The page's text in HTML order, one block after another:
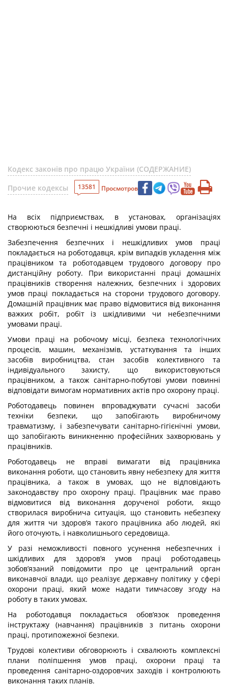
Кодекс законів про працю України (СОДЕРЖАНИЕ)
Прочие кодексы
13581 Просмотров
На всіх підприємствах, в установах, організаціях
створюються безпечні і нешкідливі умови праці.
Забезпечення безпечних і нешкідливих умов праці
покладається на роботодавця, крім випадків укладення між
працівником та роботодавцем трудового договору про
дистанційну роботу. При використанні праці домашніх
працівників створення належних, безпечних і здорових
умов праці покладається на сторони трудового договору.
Домашній працівник має право відмовитися від виконання
важких робіт, робіт із шкідливими чи небезпечними
умовами праці.
Умови праці на робочому місці, безпека технологічних
процесів, машин, механізмів, устаткування та інших
засобів виробництва, стан засобів колективного та
індивідуального захисту, що використовуються
працівником, а також санітарно-побутові умови повинні
відповідати вимогам нормативних актів про охорону праці.
Роботодавець повинен впроваджувати сучасні засоби
техніки безпеки, що запобігають виробничому
травматизму, і забезпечувати санітарно-гігієнічні умови,
що запобігають виникненню професійних захворювань у
працівників.
Роботодавець не вправі вимагати від працівника
виконання роботи, що становить явну небезпеку для життя
працівника, а також в умовах, що не відповідають
законодавству про охорону праці. Працівник має право
відмовитися від виконання дорученої роботи, якщо
створилася виробнича ситуація, що становить небезпеку
для життя чи здоров’я такого працівника або людей, які
його оточують, і навколишнього середовища.
У разі неможливості повного усунення небезпечних і
шкідливих для здоров’я умов праці роботодавець
зобов’язаний повідомити про це центральний орган
виконавчої влади, що реалізує державну політику у сфері
охорони праці, який може надати тимчасову згоду на
роботу в таких умовах.
На роботодавця покладається обов’язок проведення
інструктажу (навчання) працівників з питань охорони
праці, протипожежної безпеки.
Трудові колективи обговорюють і схвалюють комплексні
плани поліпшення умов праці, охорони праці та
проведення санітарно-оздоровчих заходів і контролюють
виконання таких планів.